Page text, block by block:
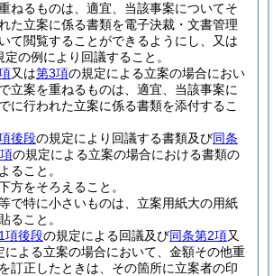
ねるものは、適宜、当該事案についてそ
た立案に係る書類を電子決裁・文書管理
て閲覧することができるようにし、又は
定の例により回議すること。
又は第3項の規定による立案の場合におい
立案を重ねるものは、適宜、当該事案に
に行われた立案に係る書類を添付するこ
後段の規定により回議する書類及び同条
の規定による立案の場合における書類の
ること。
方をそろえること。
で特に小さいものは、立案用紙大の用紙
ること。
項後段の規定による回議及び同条第2項又
による立案の場合において、金額その他重
訂正したときは、その箇所に立案者の印